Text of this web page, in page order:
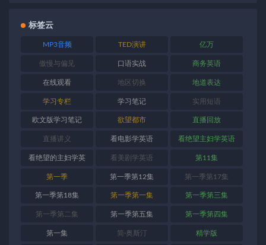
标签云
MP3音频 TED演讲 亿万
傲慢与偏见 口语实战 商务英语
在线观看 地区切换 地道表达
学习专栏 学习笔记 实用短语
欧文版学习笔记 欲望都市 直播回放
直播讲义 看电影学英语 看绝望主妇学英语
看绝望的主妇学英
语
看美剧学英语 第11集
第一季 第一季第12集 第一季第17集
第一季第18集 第一季第一集 第一季第三集
第一季第二集 第一季第五集 第一季第四集
第一集 简·奥斯汀 精学版